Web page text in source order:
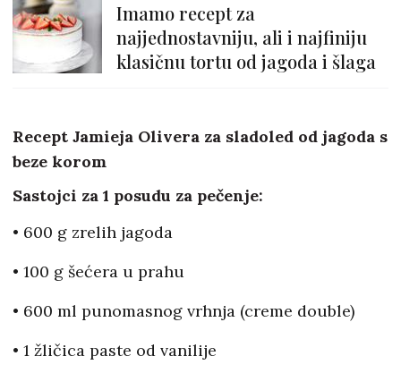
Imamo recept za
najjednostavniju, ali i najfiniju
klasičnu tortu od jagoda i šlaga
Recept Jamieja Olivera za sladoled od jagoda s
beze korom
Sastojci za 1 posudu za pečenje:
• 600 g zrelih jagoda
• 100 g šećera u prahu
• 600 ml punomasnog vrhnja (creme double)
• 1 žličica paste od vanilije